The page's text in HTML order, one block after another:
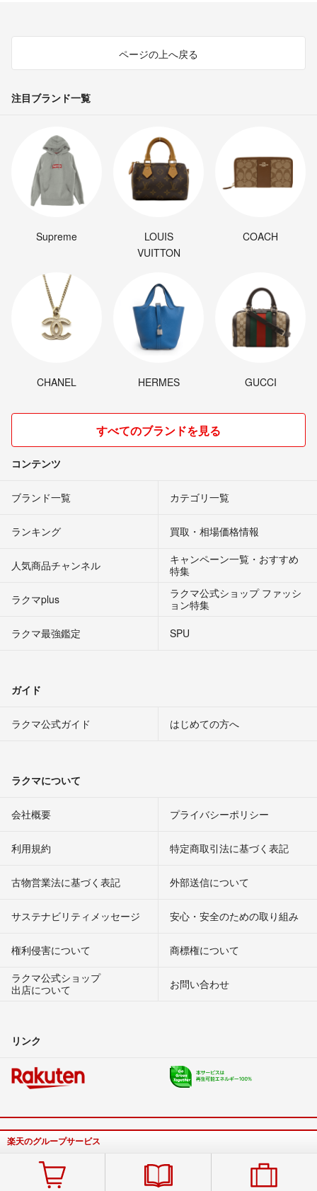
ページの上へ戻る
注目ブランド一覧
Supreme
LOUIS
VUITTON
COACH
CHANEL HERMES GUCCI
すべてのブランドを見る
コンテンツ
ブランド一覧 カテゴリ一覧
ランキング 買取・相場価格情報
人気商品チャンネル
キャンペーン一覧・おすすめ
特集
ラクマplus
ラクマ公式ショップ ファッシ
ョン特集
ラクマ最強鑑定
SPU
ガイド
ラクマ公式ガイド はじめての方へ
ラクマについて
会社概要 プライバシーポリシー
利用規約 特定商取引法に基づく表記
古物営業法に基づく表記 外部送信について
サステナビリティメッセージ 安心・安全のための取り組み
権利侵害について
商標権について
ラクマ公式ショップ
出店について
お問い合わせ
リンク
楽天のグループサービス